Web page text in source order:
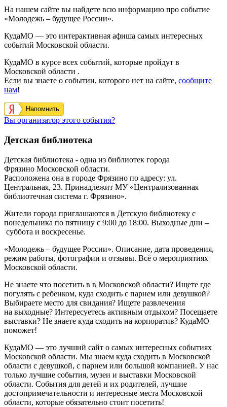
На нашем сайте вы найдете всю информацию про событие
«Молодежь – будущее России».
КудаМО — это интерактивная афиша самых интересных
событий Московской области.
КудаМО в курсе всех событий, которые пройдут в
Московской области .
Если вы знаете о событии, которого нет на сайте, сообщите
нам!
Напомнить
Вы организатор этого события?
Детская библиотека
Детская библиотека - одна из библиотек города
Фрязино Московской области.
Расположена она в городе Фрязино по адресу: ул.
Центральная, 23. Принадлежит МУ «Централизованная
библиотечная система г. Фрязино».
Жители города приглашаются в Детскую библиотеку с
понедельника по пятницу с 9:00 до 18:00. Выходные дни –
суббота и воскресенье.
«Молодежь – будущее России». Описание, дата проведения,
режим работы, фотографии и отзывы. Всё о мероприятиях
Московской области.
Не знаете что посетить в в Московской области? Ищете где
погулять с ребенком, куда сходить с парнем или девушкой?
Выбираете место для свидания? Ищете развлечения
на выходные? Интересуетесь активным отдыхом? Посещаете
выставки? Не знаете куда сходить на корпоратив? КудаМО
поможет!
КудаМО — это лучший сайт о самых интересных событиях
Московской области. Мы знаем куда сходить в Московской
области с девушкой, с парнем или большой компанией. У нас
только лучшие события, музеи и выставки Московской
области. События для детей и их родителей, лучшие
достопримечательности и интересные места Московской
области, которые обязательно стоит посетить!